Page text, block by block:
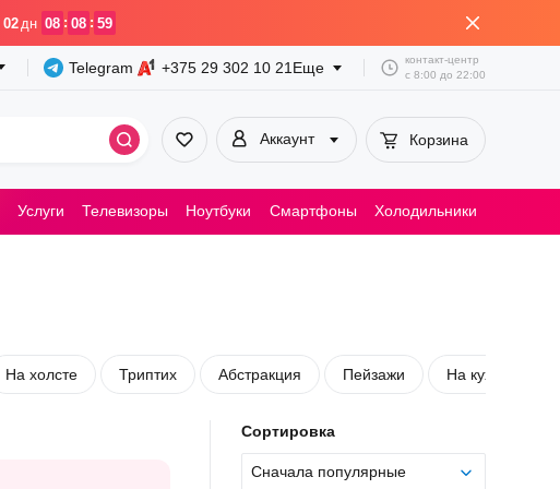
02 дн 08 : 08 : 59
Telegram +375 29 302 10 21 Еще
контакт-центр
с 8:00 до 22:00
Аккаунт Корзина
Услуги Телевизоры Ноутбуки Смартфоны Холодильники
На холсте Триптих Абстракция Пейзажи На кухню
Сортировка
Сначала популярные